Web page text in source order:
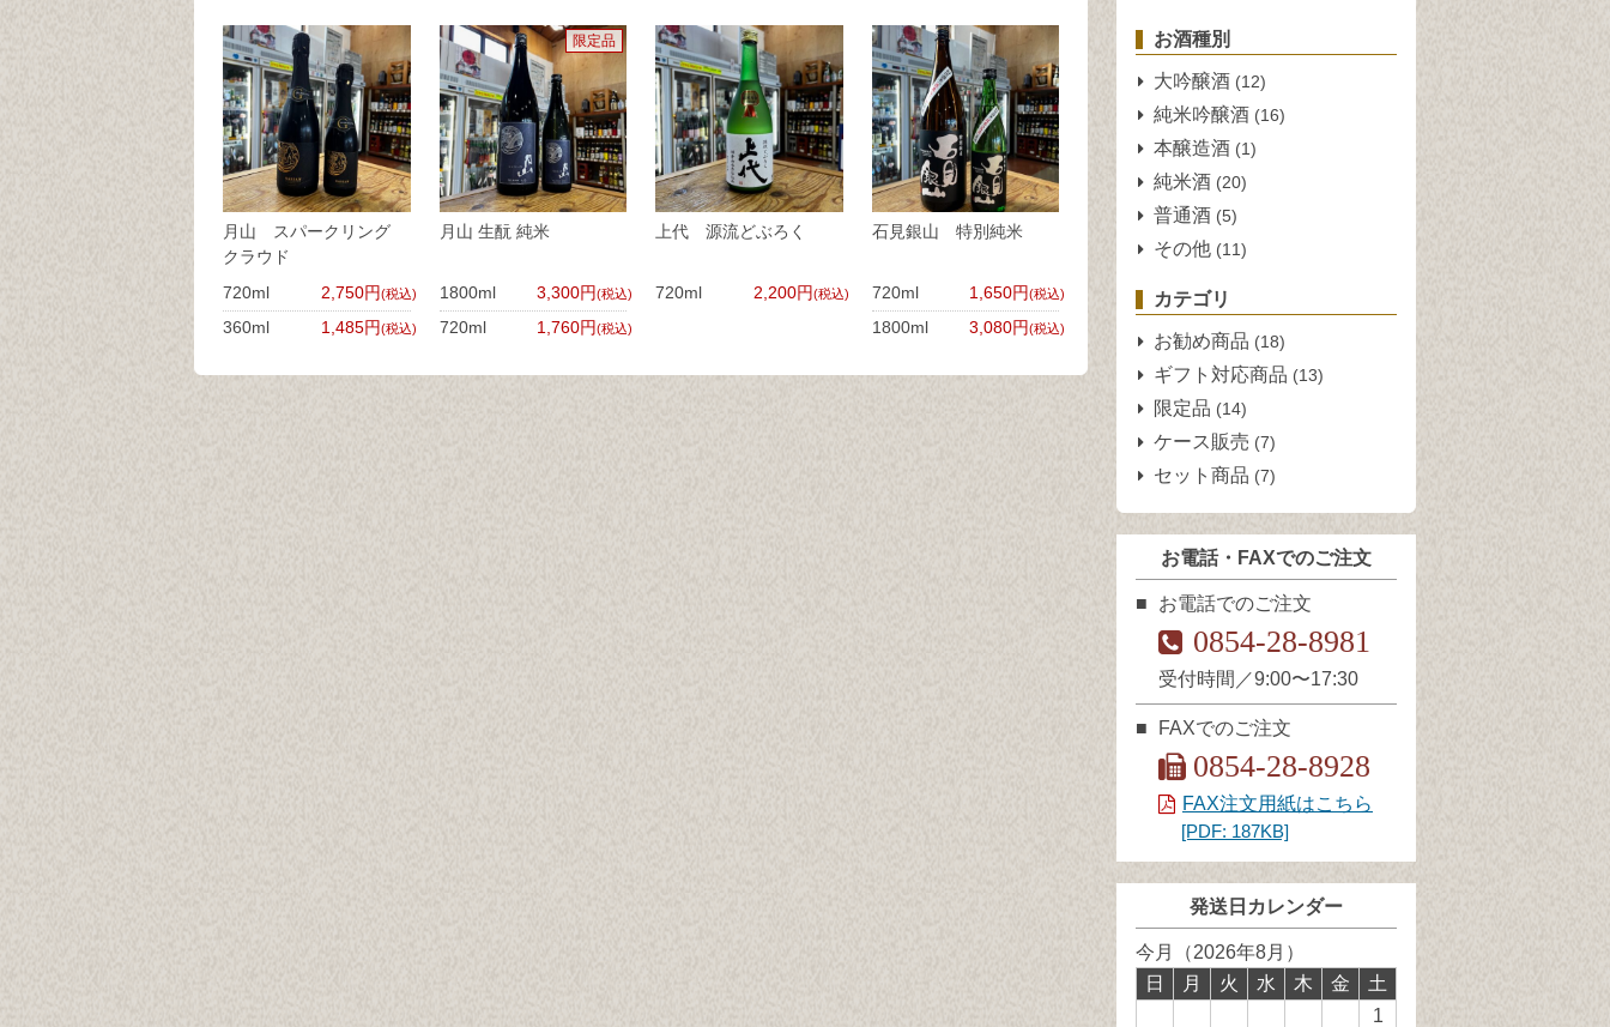
月山 スパークリング
クラウド
720ml
2,750円(税込)
360ml 1,485円(税込)
月山 生酛 純米
限定品
1800ml 3,300円(税込)
720ml 1,760円(税込)
上代 源流どぶろく
720ml 2,200円(税込)
石見銀山 特別純米
720ml 1,650円(税込)
1800ml 3,080円(税込)
お酒種別
大吟醸酒 (12)
純米吟醸酒 (16)
本醸造酒 (1)
純米酒 (20)
普通酒 (5)
その他 (11)
カテゴリ
お勧め商品 (18)
ギフト対応商品 (13)
限定品 (14)
ケース販売 (7)
セット商品 (7)
お電話・FAXでのご注文
お電話でのご注文
0854-28-8981
受付時間／9:00〜17:30
FAXでのご注文
0854-28-8928
FAX注文用紙はこちら
[PDF: 187KB]
発送日カレンダー
今月（2026年8月）
日
月 火 水 木 金
土
1